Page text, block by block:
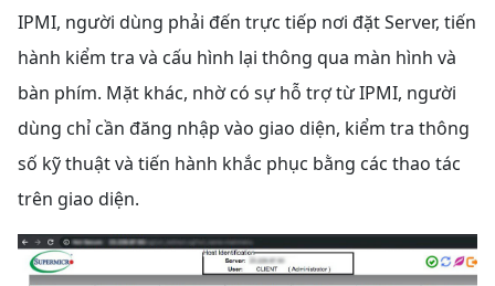
IPMI, người dùng phải đến trực tiếp nơi đặt Server, tiến
hành kiểm tra và cấu hình lại thông qua màn hình và
bàn phím. Mặt khác, nhờ có sự hỗ trợ từ IPMI, người
dùng chỉ cần đăng nhập vào giao diện, kiểm tra thông
số kỹ thuật và tiến hành khắc phục bằng các thao tác
trên giao diện.